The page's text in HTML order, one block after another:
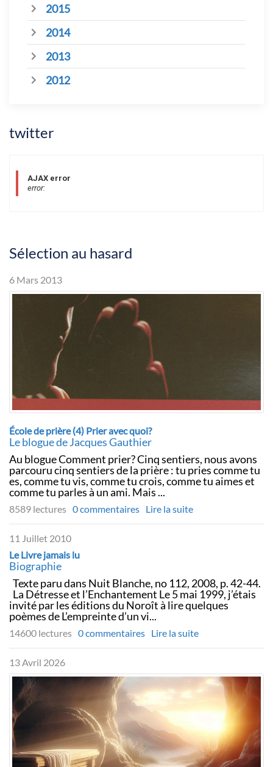
2015
2014
2013
2012
twitter
AJAX error
error:
Sélection au hasard
6 Mars 2013
École de prière (4) Prier avec quoi?
Le blogue de Jacques Gauthier
Au blogue Comment prier? Cinq sentiers, nous avons
parcouru cinq sentiers de la prière : tu pries comme tu
es, comme tu vis, comme tu crois, comme tu aimes et
comme tu parles à un ami. Mais ...
8589 lectures 0 commentaires Lire la suite
11 Juillet 2010
Le Livre jamais lu
Biographie
Texte paru dans Nuit Blanche, no 112, 2008, p. 42-44.
La Détresse et l’Enchantement Le 5 mai 1999, j’étais
invité par les éditions du Noroît à lire quelques
poèmes de L’empreinte d’un vi...
14600 lectures 0 commentaires Lire la suite
13 Avril 2026